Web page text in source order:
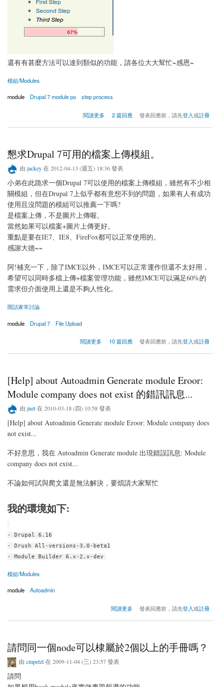
還有有甚麼方法可以達到類似的功能，請各位大大幫忙~感恩~
模組/Modules
module Drupal 7 module po step process
閱讀更多
關於是否有step by step 流程的 模組 2 篇回應 發表回應前，請先登入或註冊
懇求Drupal 7可用的檔案上傳模組。
由 jackey在 2012-04-13 (週五) 18:36 發表
小弟在此跪求一個Drupal 7可以使用的檔案上傳模組，雖然有不少相
關模組，但在Drupal 7上似乎都有意想不到的問題，如果有人有成功
使用且沒問題的模組可以推薦一下嗎?
是檔案上傳，不是圖片上傳喔。
當然如果可以檔案+圖片上傳更好。
重點是要在IE7、IE8、FireFox都可以正常使用的。
感謝大德~~
阿!補充一下，除了IMCE以外，IMCE可以正常運作但還不太好用，
希望可以同時多檔上傳+檔案管理功能，雖然IMCE可以滿足60%的
需求但介面使用上還是不夠人性化。
閒話家常討論
module Drupal 7 File Upload
閱讀更多
關於懇求Drupal 7可用的檔案上傳模組。 10 篇回應 發表回應前，請先登入或註冊
[Help] about Autoadmin Generate module Eroor:
Module company does not exist 的錯訊訊息...
由 jnet在 2010-03-18 (四) 10:58 發表
[Help] about Autoadmin Generate module Eroor: Module company does
not exist...
不好意思，我在 Autoadmin Generate module 出現錯誤訊息: Module
company does not exist...
不論如何試與爬文還是無法解決，要煩請大家幫忙
我的環境如下:
- Drupal 6.16
- Drush All-versions-3.0-beta1
- Module Builder 6.x-2.x-dev
模組/Modules
module Autoadmin
閱讀更多
關於[Help] about Autoadmin Generate module Eroor: Module company does not exist 的錯
發表回應前，請先登入或註冊
請問同一個node可以棣屬於2個以上的手冊嗎？
由 cmpetzl在 2009-11-04 (三) 23:57 發表
請問